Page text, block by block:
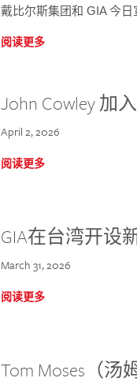
戴比尔斯集团和 GIA 今日
阅读更多
John Cowley 加
April 2, 2026
阅读更多
GIA在台湾开设
March 31, 2026
阅读更多
Tom Moses（汤